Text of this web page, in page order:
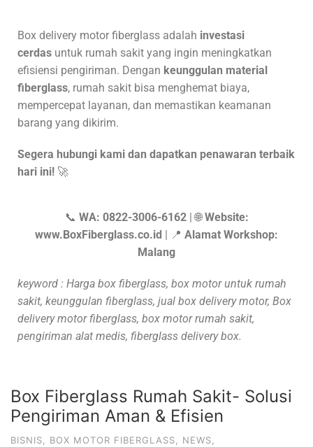
Box delivery motor fiberglass adalah investasi
cerdas untuk rumah sakit yang ingin meningkatkan
efisiensi pengiriman. Dengan keunggulan material
fiberglass, rumah sakit bisa menghemat biaya,
mempercepat layanan, dan memastikan keamanan
barang yang dikirim.
Segera hubungi kami dan dapatkan penawaran terbaik
hari ini! 🚀
📞 WA: 0822-3006-6162 | 🌐Website:
www.BoxFiberglass.co.id | 📍 Alamat Workshop:
Malang
keyword : Harga box fiberglass, box motor untuk rumah
sakit, keunggulan fiberglass, jual box delivery motor, Box
delivery motor fiberglass, box motor rumah sakit,
pengiriman alat medis, fiberglass delivery box.
Box Fiberglass Rumah Sakit- Solusi
Pengiriman Aman & Efisien
BISNIS BOX MOTOR FIBERGLASS NEWS